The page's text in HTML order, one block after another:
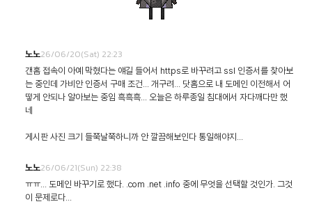
노노26/06/20(Sat) 22:23
갠홈 접속이 아예 막혔다는 얘길 들어서 https로 바꾸려고 ssl 인증서를 찾아보
는 중인데 가비안 인증서 구매 조건... 개구려... 닷홈으로 내 도메인 이전해서 어
떻게 안되나 알아보는 중임 흑흑흑... 오늘은 하루종일 침대에서 자다깨다만 했
네
게시판 사진 크기 들쭉날쭉하니까 안 깔끔해보인다 통일해야지...
노노26/06/21(Sun) 22:38
ㅠㅠ... 도메인 바꾸기로 했다. .com .net .info 중에 무엇을 선택할 것인가. 그것
이 문제로다...